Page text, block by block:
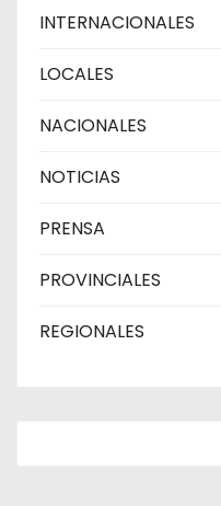
INTERNACIONALES
LOCALES
NACIONALES
NOTICIAS
PRENSA
PROVINCIALES
REGIONALES